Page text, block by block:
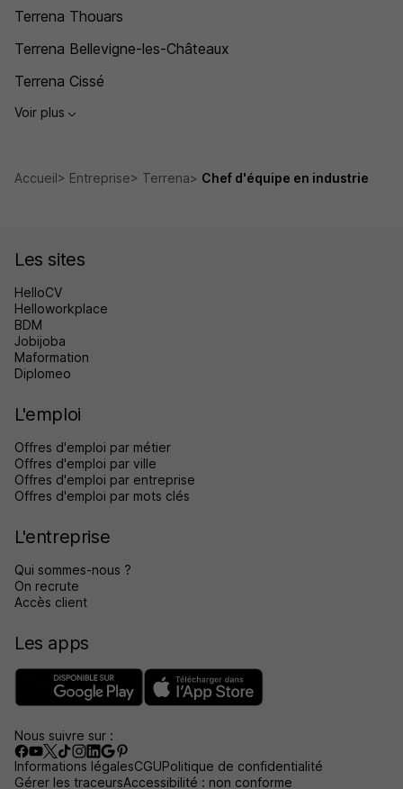
Terrena Thouars
Terrena Bellevigne-les-Châteaux
Terrena Cissé
Voir plus
Accueil Entreprise Terrena Chef d'équipe en industrie
Les sites
HelloCV
Helloworkplace
BDM
Jobijoba
Maformation
Diplomeo
L'emploi
Offres d'emploi par métier
Offres d'emploi par ville
Offres d'emploi par entreprise
Offres d'emploi par mots clés
L'entreprise
Qui sommes-nous ?
On recrute
Accès client
Les apps
Nous suivre sur :
Informations légalesCGUPolitique de confidentialité
Gérer les traceursAccessibilité : non conforme